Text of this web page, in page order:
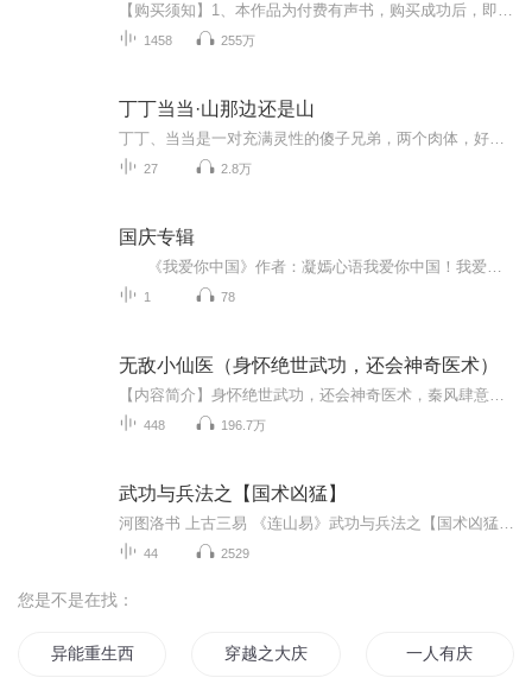
1458 255万
丁丁当当·山那边还是山
27 2.8万
国庆专辑
1 78
无敌小仙医（身怀绝世武功，还会神奇医术）
448 196.7万
武功与兵法之【国术凶猛】
44 2529
您是不是在找：
异能重生西门庆 穿越之大庆帝国 一人有庆